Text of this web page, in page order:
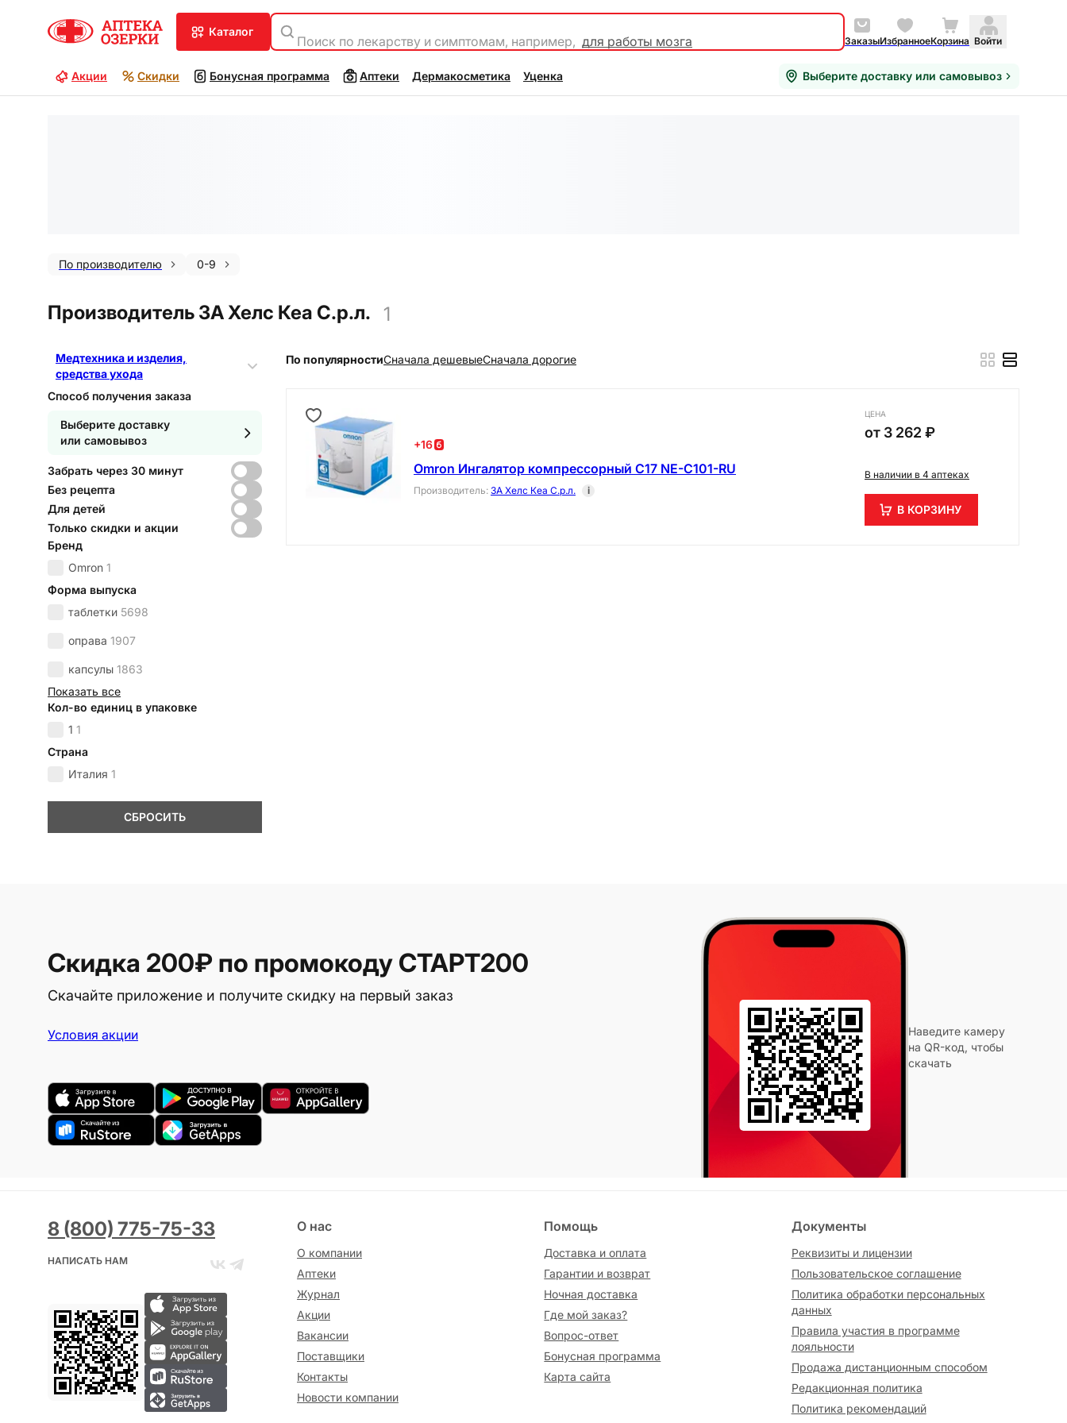
каталог
Поиск по лекарству и симптомам, например, для работы мозга ЗаказыИзбранноеКорзина Войти
Акции Скидки Бонусная программа Аптеки Дермакосметика Уценка Выберите доставку или самовывоз
По производителю 0-9
Производитель 3А Хелс Кеа С.р.л. 1
Медтехника и изделия,
средства ухода
Способ получения заказа
Выберите доставку
или самовывоз
Забрать через 30 минут
Без рецепта
Для детей
Только скидки и акции
Бренд
Omron 1
Форма выпуска
таблетки 5698
оправа 1907
капсулы 1863
Показать все
Кол-во единиц в упаковке
1 1
Страна
Италия 1
СБРОСИТЬ
По популярностиCначала дешевыеCначала дорогие
+16
Omron Ингалятор компрессорный C17 NE-C101-RU
Производитель: 3А Хелс Кеа С.р.л. i
ЦЕНА
от 3 262 ₽
В наличии в 4 аптеках
В КОРЗИНУ
Скидка 200₽ по промокоду СТАРТ200
Скачайте приложение и получите скидку на первый заказ
Условия акции
Наведите камеру
на QR-код, чтобы
скачать
8 (800) 775-75-33
НАПИСАТЬ НАМ
О нас
О компании
Аптеки
Журнал
Акции
Вакансии
Поставщики
Контакты
Новости компании
Помощь
Доставка и оплата
Гарантии и возврат
Ночная доставка
Где мой заказ?
Вопрос-ответ
Бонусная программа
Карта сайта
Документы
Реквизиты и лицензии
Пользовательское соглашение
Политика обработки персональных
данных
Правила участия в программе
лояльности
Продажа дистанционным способом
Редакционная политика
Политика рекомендаций